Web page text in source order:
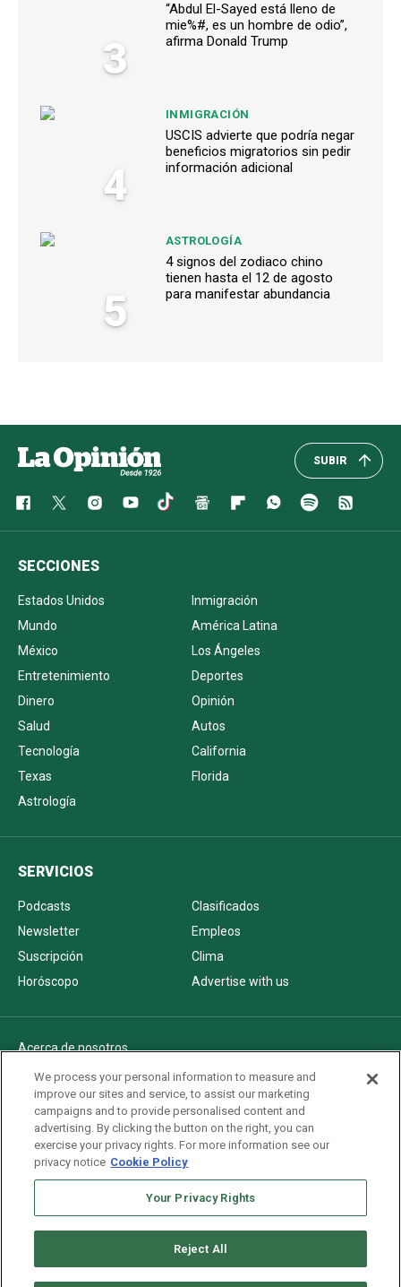
3
“Abdul El-Sayed está lleno de
mie%#, es un hombre de odio”,
afirma Donald Trump
4
INMIGRACIÓN
USCIS advierte que podría negar
beneficios migratorios sin pedir
información adicional
5
ASTROLOGÍA
4 signos del zodiaco chino
tienen hasta el 12 de agosto
para manifestar abundancia
SUBIR
SECCIONES
Estados Unidos
Inmigración
Mundo
América Latina
México
Los Ángeles
Entretenimiento
Deportes
Dinero
Opinión
Salud
Autos
Tecnología
California
Texas
Florida
Astrología
SERVICIOS
Podcasts
Clasificados
Newsletter
Empleos
Suscripción
Clima
Horóscopo
Advertise with us
Acerca de nosotros
Politica de privacidad
Pautas Editoriales
AdChoices
Advertise with us
Newsletters
We process your personal information to measure and
improve our sites and service, to assist our marketing
campaigns and to provide personalised content and
advertising. By clicking the button on the right, you can
exercise your privacy rights. For more information see our
privacy notice Cookie Policy
Your Privacy Rights
Reject All